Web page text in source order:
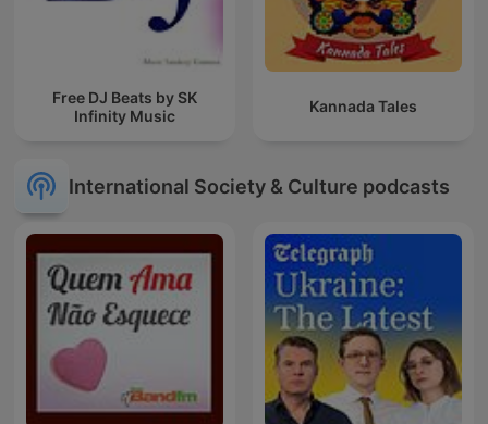
Free DJ Beats by SK
Infinity Music
Kannada Tales
International Society & Culture podcasts